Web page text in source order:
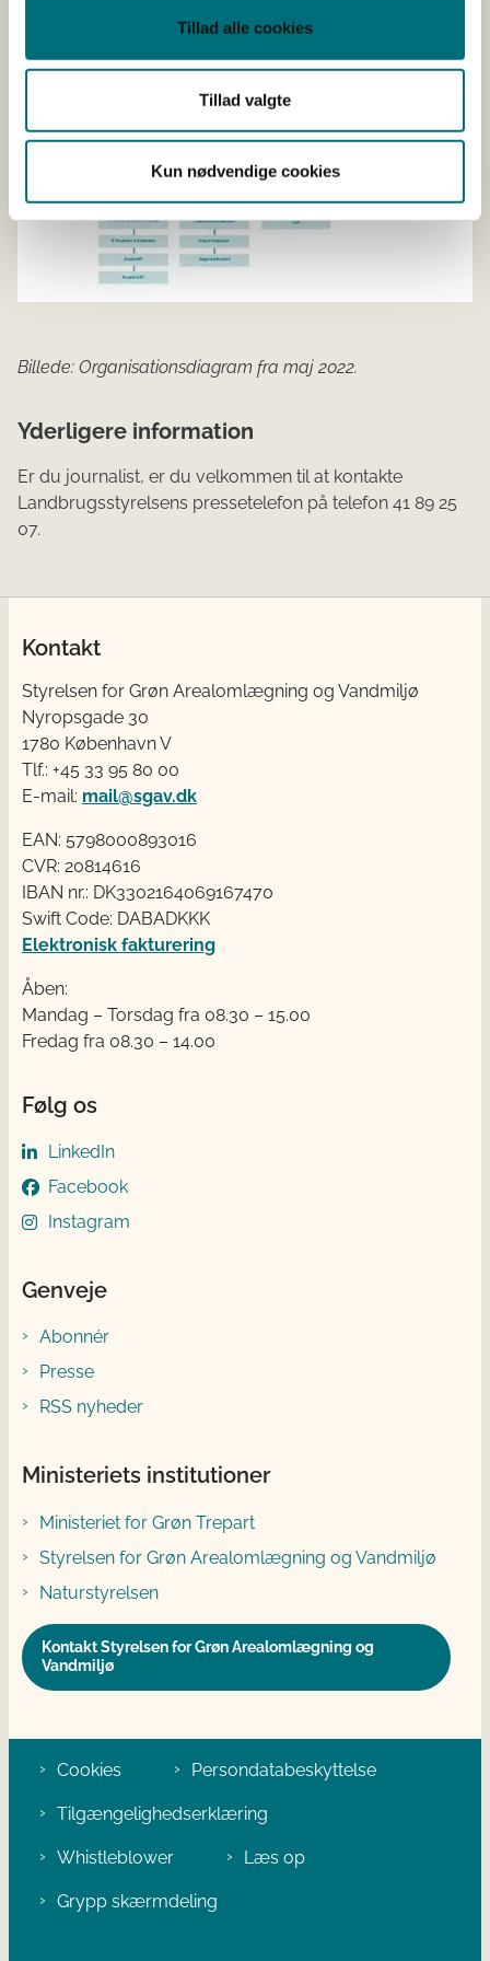
Tillad alle cookies
Tillad valgte
Kun nødvendige cookies
Billede: Organisationsdiagram fra maj 2022.
Yderligere information
Er du journalist, er du velkommen til at kontakte
Landbrugsstyrelsens pressetelefon på telefon 41 89 25
07.
Kontakt
Styrelsen for Grøn Arealomlægning og Vandmiljø
Nyropsgade 30
1780 København V
Tlf.: +45 33 95 80 00
E-mail: mail@sgav.dk
EAN: 5798000893016
CVR: 20814616
IBAN nr.: DK3302164069167470
Swift Code: DABADKKK
Elektronisk fakturering
Åben:
Mandag – Torsdag fra 08.30 – 15.00
Fredag fra 08.30 – 14.00
Følg os
LinkedIn
Facebook
Instagram
Genveje
Abonnér
Presse
RSS nyheder
Ministeriets institutioner
Ministeriet for Grøn Trepart
Styrelsen for Grøn Arealomlægning og Vandmiljø
Naturstyrelsen
Kontakt Styrelsen for Grøn Arealomlægning og
Vandmiljø
Cookies Persondatabeskyttelse
Tilgængelighedserklæring
Whistleblower Læs op
Grypp skærmdeling